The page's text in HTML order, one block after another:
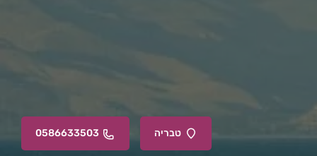
טבריה 0586633503